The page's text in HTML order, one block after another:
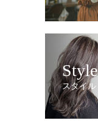
Style
スタイル